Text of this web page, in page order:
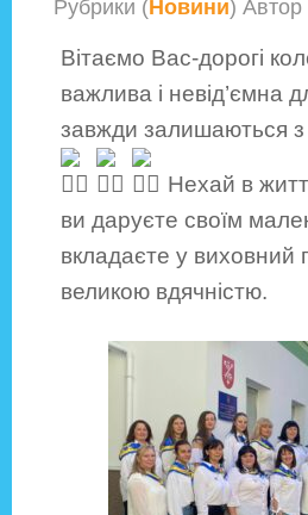
Рубрики (Новини) Автор
Вітаємо Вас-дорогі
важлива і невід’ємна
завжди залишаються
Нехай в
ви даруєте своїм
вкладаєте у виховний
великою вдячністю.